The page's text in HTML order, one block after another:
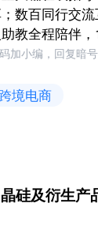
数百同行交
助教全程陪伴，
加小编，回复暗
跨境电商
硅及衍生产